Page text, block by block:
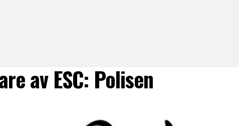
av ESC: Polisen